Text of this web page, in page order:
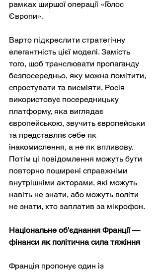
рамках ширшої операції «Голос
Європи».
Варто підкреслити стратегічну
елегантність цієї моделі. Замість
того, щоб транслювати пропаганду
безпосередньо, яку можна помітити,
спростувати та висміяти, Росія
використовує посередницьку
платформу, яка виглядає
європейською, звучить європейськи
та представляє себе як
інакомислення, а не як впливову.
Потім ці повідомлення можуть бути
повторно поширені справжніми
внутрішніми акторами, які можуть
навіть не знати, або можуть воліти
не знати, хто заплатив за мікрофон.
Національне об'єднання Франції —
фінанси як політична сила тяжіння
Франція пропонує один із